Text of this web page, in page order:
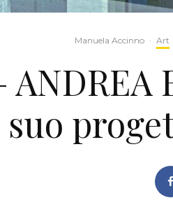
Manuela Accinno · Art